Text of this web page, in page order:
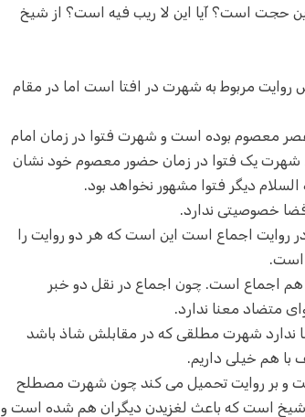
حجت است؟ آیا این لا ریب فیه است؟ از شیخ
روایت مربوط به شهرت در افتا است اما در مقام
معصوم بوده است و شهرت فتوا در زمان امام
شهرت یک فتوا در زمان حضور معصوم خود نشان
دیگر فتوا مشهور نخواهد بود.
قضا خصوصیتی ندارد.
روایت اجماع است این است که هر دو روایت را
است.
اجماع است. چون اجماع در نقل دو خبر
متضاد معنا ندارد.
ندارد شهرت مطلقی که در مقابلش شاذ باشد
با هم خیلی داریم.
و بر روایت تحمیل می کند چون شهرت مصطلح
است که باعث لغزیدن دیگران هم شده است و